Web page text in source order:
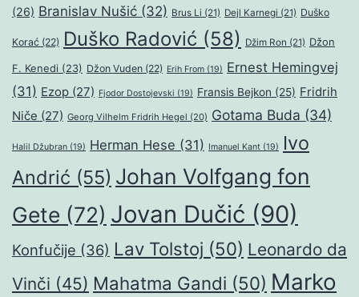
(26) Branislav Nušić (32) Brus Li (21) Dejl Karnegi (21) Duško
Korać (22) Duško Radović (58) Džim Ron (21) Džon
F. Kenedi (23) Džon Vuden (22) Erih From (19) Ernest Hemingvej
(31) Ezop (27) Fjodor Dostojevski (19) Fransis Bejkon (25) Fridrih
Niče (27) Georg Vilhelm Fridrih Hegel (20) Gotama Buda (34)
Halil Džubran (19) Herman Hese (31) Imanuel Kant (19)
Ivo
Andrić (55) Johan Volfgang fon
Gete (72) Jovan Dučić (90)
Konfučije (36) Lav Tolstoj (50) Leonardo da
Vinči (45) Mahatma Gandi (50) Marko